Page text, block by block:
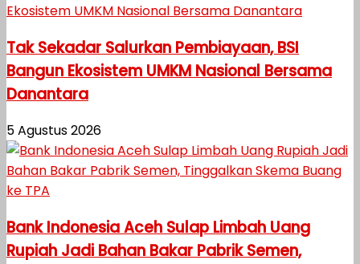
Tak Sekadar Salurkan Pembiayaan, BSI
Bangun Ekosistem UMKM Nasional Bersama
Danantara
5 Agustus 2026
Bank Indonesia Aceh Sulap Limbah Uang
Rupiah Jadi Bahan Bakar Pabrik Semen,